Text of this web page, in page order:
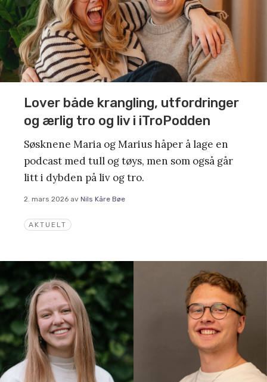
AKTUELT
Lover både krangling, utfordringer
og ærlig tro og liv i iTroPodden
Søsknene Maria og Marius håper å lage en
podcast med tull og tøys, men som også går
litt i dybden på liv og tro.
2. mars 2026 av Nils Kåre Bøe